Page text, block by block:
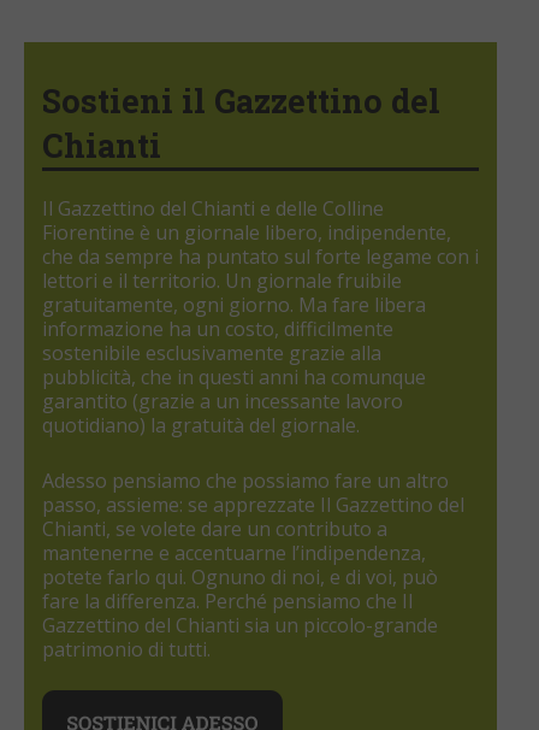
Sostieni il Gazzettino del
Chianti
Il Gazzettino del Chianti e delle Colline
Fiorentine è un giornale libero, indipendente,
che da sempre ha puntato sul forte legame con i
lettori e il territorio. Un giornale fruibile
gratuitamente, ogni giorno. Ma fare libera
informazione ha un costo, difficilmente
sostenibile esclusivamente grazie alla
pubblicità, che in questi anni ha comunque
garantito (grazie a un incessante lavoro
quotidiano) la gratuità del giornale.
Adesso pensiamo che possiamo fare un altro
passo, assieme: se apprezzate Il Gazzettino del
Chianti, se volete dare un contributo a
mantenerne e accentuarne l’indipendenza,
potete farlo qui. Ognuno di noi, e di voi, può
fare la differenza. Perché pensiamo che Il
Gazzettino del Chianti sia un piccolo-grande
patrimonio di tutti.